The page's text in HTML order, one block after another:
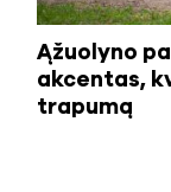
Ąžuolyno
akcentas,
trapumą